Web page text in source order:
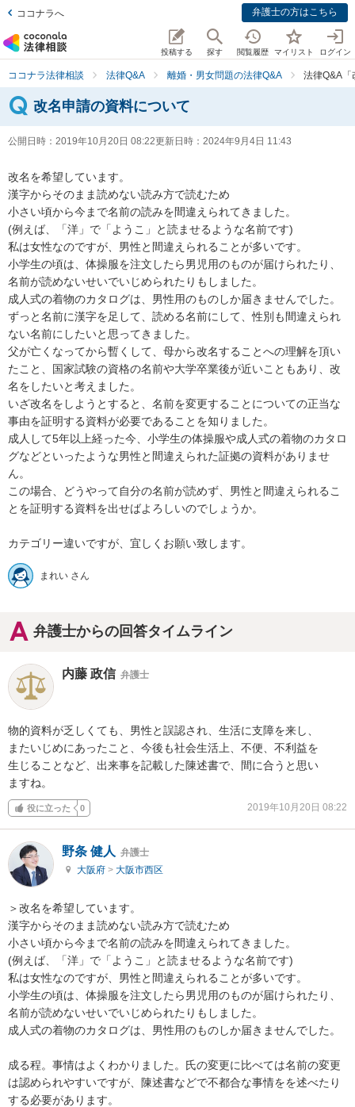
ココナラへ 弁護士の方はこちら
投稿する 探す 閲覧履歴 マイリスト ログイン
ココナラ法律相談 法律Q&A 離婚・男女問題の法律Q&A 法律Q&A「
改名申請の資料について
公開日時： 2019年10月20日 08:22更新日時： 2024年9月4日 11:43
改名を希望しています。
漢字からそのまま読めない読み方で読むため
小さい頃から今まで名前の読みを間違えられてきました。
(例えば、「洋」で「ようこ」と読ませるような名前です)
私は女性なのですが、男性と間違えられることが多いです。
小学生の頃は、体操服を注文したら男児用のものが届けられたり、
名前が読めないせいでいじめられたりもしました。
成人式の着物のカタログは、男性用のものしか届きませんでした。
ずっと名前に漢字を足して、読める名前にして、性別も間違えられ
ない名前にしたいと思ってきました。
父が亡くなってから暫くして、母から改名することへの理解を頂い
たこと、国家試験の資格の名前や大学卒業後が近いこともあり、改
名をしたいと考えました。
いざ改名をしようとすると、名前を変更することについての正当な
事由を証明する資料が必要であることを知りました。
成人して5年以上経った今、小学生の体操服や成人式の着物のカタロ
グなどといったような男性と間違えられた証拠の資料がありませ
ん。
この場合、どうやって自分の名前が読めず、男性と間違えられるこ
とを証明する資料を出せばよろしいのでしょうか。
カテゴリー違いですが、宜しくお願い致します。
まれい さん
弁護士からの回答タイムライン
内藤 政信 弁護士
物的資料が乏しくても、男性と誤認され、生活に支障を来し、
またいじめにあったこと、今後も社会生活上、不便、不利益を
生じることなど、出来事を記載した陳述書で、間に合うと思い
ますね。
役に立った 0 2019年10月20日 08:22
野条 健人 弁護士
大阪府 > 大阪市西区
＞改名を希望しています。
漢字からそのまま読めない読み方で読むため
小さい頃から今まで名前の読みを間違えられてきました。
(例えば、「洋」で「ようこ」と読ませるような名前です)
私は女性なのですが、男性と間違えられることが多いです。
小学生の頃は、体操服を注文したら男児用のものが届けられたり、
名前が読めないせいでいじめられたりもしました。
成人式の着物のカタログは、男性用のものしか届きませんでした。
成る程。事情はよくわかりました。氏の変更に比べては名前の変更
は認められやすいですが、陳述書などで不都合な事情をを述べたり
する必要があります。